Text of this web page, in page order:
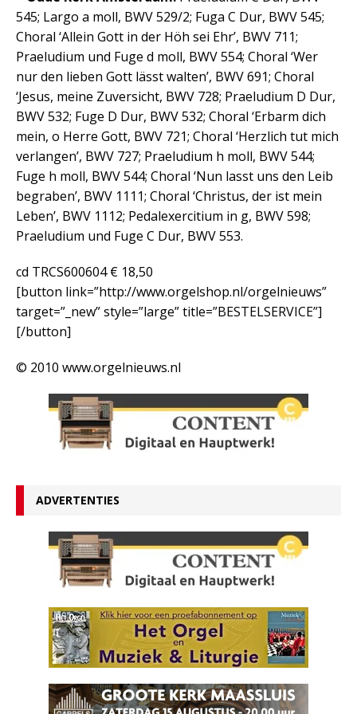
545; Largo a moll, BWV 529/2; Fuga C Dur, BWV 545;
Choral ‘Allein Gott in der Höh sei Ehr’, BWV 711;
Praeludium und Fuge d moll, BWV 554; Choral ‘Wer
nur den lieben Gott lässt walten’, BWV 691; Choral
‘Jesus, meine Zuversicht, BWV 728; Praeludium D Dur,
BWV 532; Fuge D Dur, BWV 532; Choral ‘Erbarm dich
mein, o Herre Gott, BWV 721; Choral ‘Herzlich tut mich
verlangen’, BWV 727; Praeludium h moll, BWV 544;
Fuge h moll, BWV 544; Choral ‘Nun lasst uns den Leib
begraben’, BWV 1111; Choral ‘Christus, der ist mein
Leben’, BWV 1112; Pedalexercitium in g, BWV 598;
Praeludium und Fuge C Dur, BWV 553.
cd TRCS600604 € 18,50
[button link=”http://www.orgelshop.nl/orgelnieuws”
target=”_new” style=”large” title=”BESTELSERVICE”]
[/button]
© 2010 www.orgelnieuws.nl
ADVERTENTIES